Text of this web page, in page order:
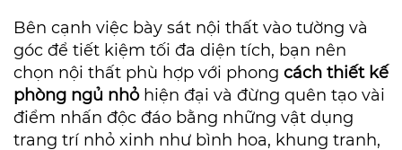
Bên cạnh việc bày sát nội thất vào tường và
góc để tiết kiệm tối đa diện tích, bạn nên
chọn nội thất phù hợp với phong cách thiết kế
phòng ngủ nhỏhiện đại và đừng quên tạo vài
điểm nhấn độc đáo bằng những vật dụng
trang trí nhỏ xinh như bình hoa, khung tranh,